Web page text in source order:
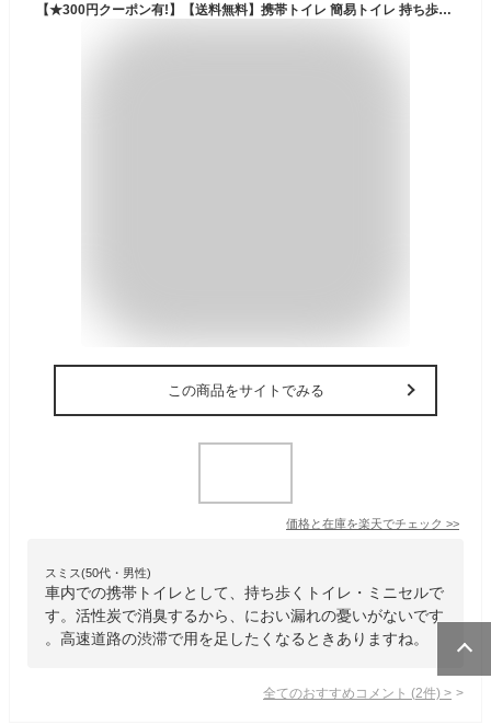
【★300円クーポン有!】【送料無料】携帯トイレ 簡易トイレ 持ち歩くトイレ ミニセル≪10個≫ 非常用トイレ ワンタッチ 簡易トイレキット 日本製 持ち運び 備蓄 防災グッズ 災害 震災 車 渋滞 防災 停電 断水 登山 アウトドア コンパクト 凝固剤 脱臭剤 セルレットR
この商品をサイトでみる
価格と在庫を楽天でチェック >>
スミス(50代・男性)
車内での携帯トイレとして、持ち歩くトイレ・ミニセルで
す。活性炭で消臭するから、におい漏れの憂いがないです
。高速道路の渋滞で用を足したくなるときありますね。
全てのおすすめコメント (2件) >